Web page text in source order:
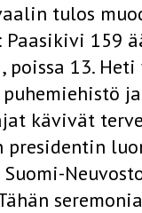
tulos
Paasikivi 159
poissa 13.
puhemiehistö
kävivät